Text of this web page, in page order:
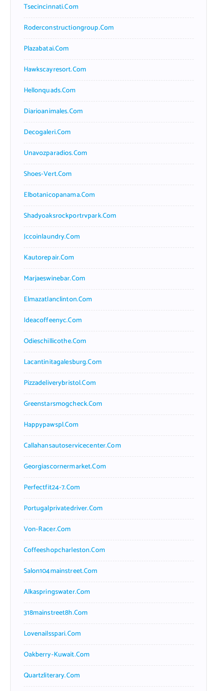
Tsecincinnati.com
Roderconstructiongroup.com
Plazabatai.com
Hawkscayresort.com
Hellonquads.com
Diarioanimales.com
Decogaleri.com
Unavozparadios.com
Shoes-Vert.com
Elbotanicopanama.com
Shadyoaksrockportrvpark.com
Jccoinlaundry.com
Kautorepair.com
Marjaeswinebar.com
Elmazatlanclinton.com
Ideacoffeenyc.com
Odieschillicothe.com
Lacantinitagalesburg.com
Pizzadeliverybristol.com
Greenstarsmogcheck.com
Happypawspl.com
Callahansautoservicecenter.com
Georgiascornermarket.com
Perfectfit24-7.com
Portugalprivatedriver.com
Von-Racer.com
Coffeeshopcharleston.com
Salon104mainstreet.com
Alkaspringswater.com
318mainstreet8h.com
Lovenailsspari.com
Oakberry-Kuwait.com
Quartzliterary.com